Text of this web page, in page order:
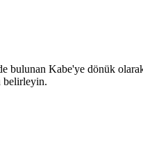
Kabe'ye dönük
belirleyin.